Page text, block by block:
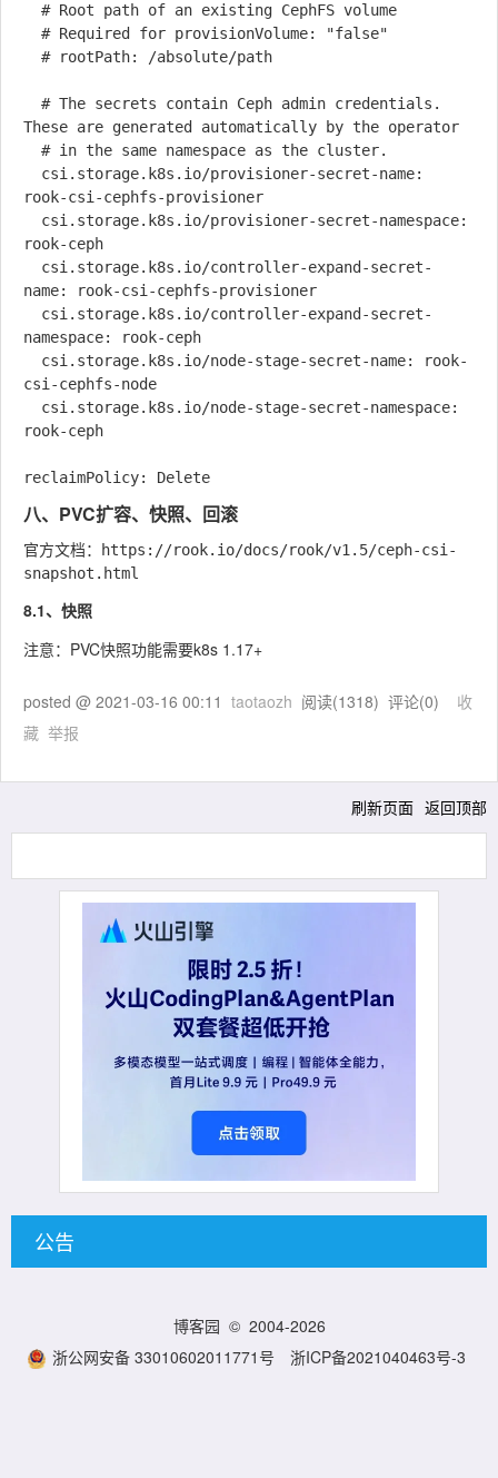
These are generated automatically by the operator
rook-csi-cephfs-provisioner
rook-ceph
name: rook-csi-cephfs-provisioner
namespace: rook-ceph
csi-cephfs-node
rook-ceph
八、PVC扩容、快照、回滚
官方文档：https://rook.io/docs/rook/v1.5/ceph-csi-
8.1、快照
注意：PVC快照功能需要k8s 1.17+
posted @ 2021-03-16 00:11 taotaozh 阅读(1318) 评论(0) 收
藏 举报
刷新页面 返回顶部
公告
博客园 © 2004-2026
浙公网安备 33010602011771号
浙ICP备2021040463号-3